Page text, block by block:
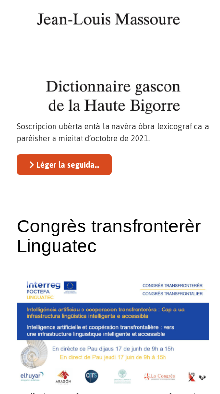
Soscripcion ubèrta entà la navèra òbra lexicografica a
paréisher a mieitat d’octobre de 2021.
Léger la seguida...
Congrès transfronterèr
Linguatec